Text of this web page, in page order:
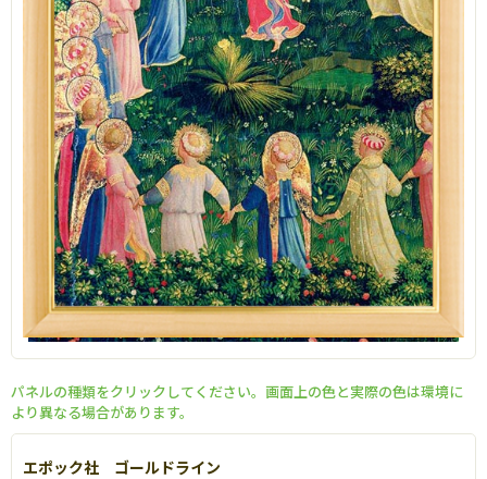
パネルの種類をクリックしてください。画面上の色と実際の色は環境に
より異なる場合があります。
エポック社 ゴールドライン